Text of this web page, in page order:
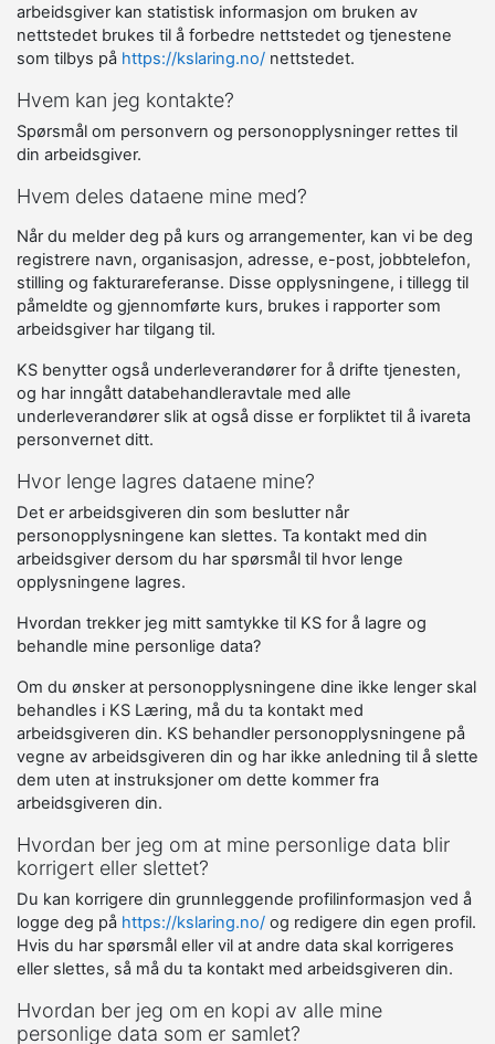
arbeidsgiver kan statistisk informasjon om bruken av
nettstedet brukes til å forbedre nettstedet og tjenestene
som tilbys på https://kslaring.no/ nettstedet.
Hvem kan jeg kontakte?
Spørsmål om personvern og personopplysninger rettes til
din arbeidsgiver.
Hvem deles dataene mine med?
Når du melder deg på kurs og arrangementer, kan vi be deg
registrere navn, organisasjon, adresse, e-post, jobbtelefon,
stilling og fakturareferanse. Disse opplysningene, i tillegg til
påmeldte og gjennomførte kurs, brukes i rapporter som
arbeidsgiver har tilgang til.
KS benytter også underleverandører for å drifte tjenesten,
og har inngått databehandleravtale med alle
underleverandører slik at også disse er forpliktet til å ivareta
personvernet ditt.
Hvor lenge lagres dataene mine?
Det er arbeidsgiveren din som beslutter når
personopplysningene kan slettes. Ta kontakt med din
arbeidsgiver dersom du har spørsmål til hvor lenge
opplysningene lagres.
Hvordan trekker jeg mitt samtykke til KS for å lagre og
behandle mine personlige data?
Om du ønsker at personopplysningene dine ikke lenger skal
behandles i KS Læring, må du ta kontakt med
arbeidsgiveren din. KS behandler personopplysningene på
vegne av arbeidsgiveren din og har ikke anledning til å slette
dem uten at instruksjoner om dette kommer fra
arbeidsgiveren din.
Hvordan ber jeg om at mine personlige data blir
korrigert eller slettet?
Du kan korrigere din grunnleggende profilinformasjon ved å
logge deg på https://kslaring.no/ og redigere din egen profil.
Hvis du har spørsmål eller vil at andre data skal korrigeres
eller slettes, så må du ta kontakt med arbeidsgiveren din.
Hvordan ber jeg om en kopi av alle mine
personlige data som er samlet?